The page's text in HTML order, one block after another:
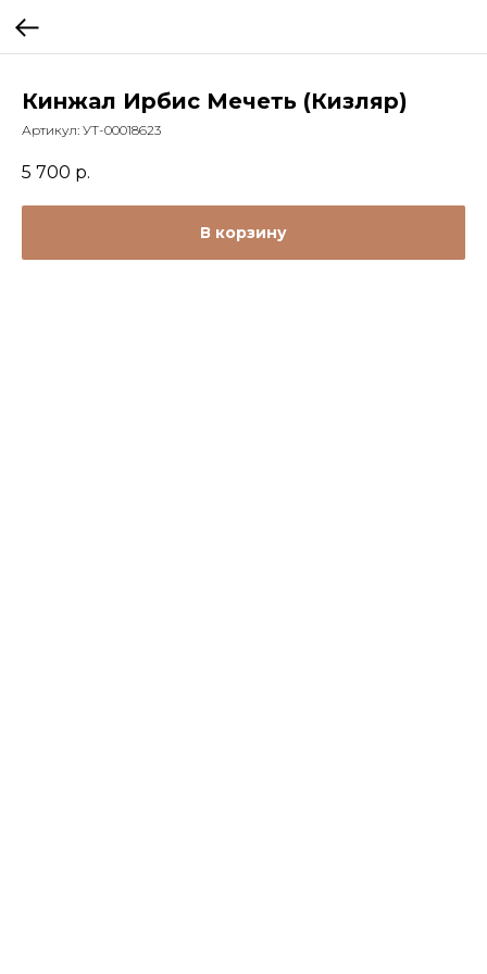
Кинжал Ирбис Мечеть (Кизляр)
Артикул: УТ-00018623
5 700 р.
В корзину